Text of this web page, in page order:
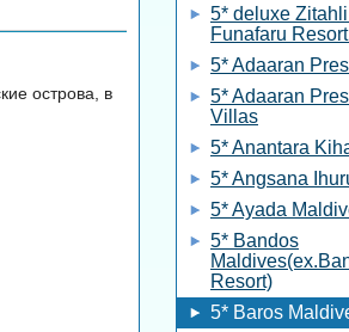
острова, в
5* deluxe
Funafaru
5* Adaaran
5* Adaaran
Villas
5* Anantara
5* Angsana
5* Ayada
5* Bandos
Resort)
5* Baros